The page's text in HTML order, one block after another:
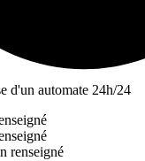
d'un automate 24h/24
renseigné